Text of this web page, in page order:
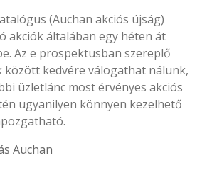
(Auchan akciós újság)
akciók általában egy héten át
Az e prospektusban szereplő
kedvére válogathat nálunk,
üzletlánc most érvényes akciós
ugyanilyen könnyen kezelhető
Auchan